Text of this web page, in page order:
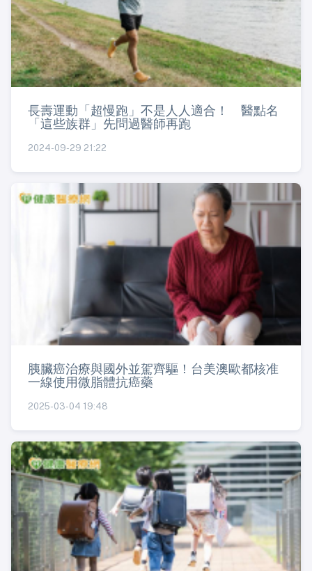
長壽運動「超慢跑」不是人人適合！ 醫點名
「這些族群」先問過醫師再跑
2024-09-29 21:22
胰臟癌治療與國外並駕齊驅！台美澳歐都核准
一線使用微脂體抗癌藥
2025-03-04 19:48